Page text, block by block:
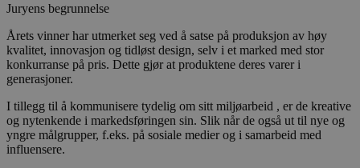
Juryens begrunnelse
Årets vinner har utmerket seg ved å satse på produksjon av høy
kvalitet, innovasjon og tidløst design, selv i et marked med stor
konkurranse på pris. Dette gjør at produktene deres varer i
generasjoner.
I tillegg til å kommunisere tydelig om sitt miljøarbeid , er de kreative
og nytenkende i markedsføringen sin. Slik når de også ut til nye og
yngre målgrupper, f.eks. på sosiale medier og i samarbeid med
influensere.